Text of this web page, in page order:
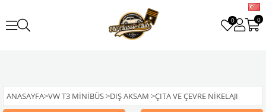
0 0
ANASAYFA>VW T3 MINIBÜS>DIŞ AKSAM >ÇITA VE ÇEVRE NIKELAJI